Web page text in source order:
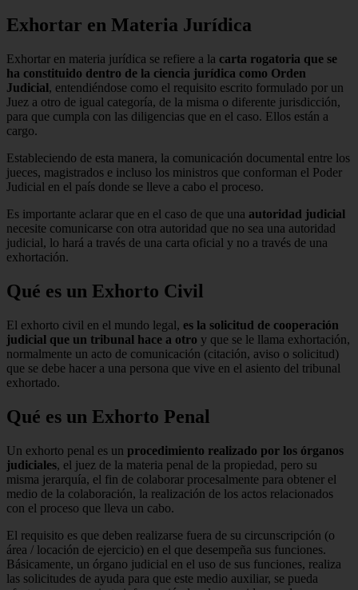
Exhortar en Materia Jurídica
Exhortar en materia jurídica se refiere a la carta rogatoria que se
ha constituido dentro de la ciencia jurídica como Orden
Judicial, entendiéndose como el requisito escrito formulado por un
Juez a otro de igual categoría, de la misma o diferente jurisdicción,
para que cumpla con las diligencias que en el caso. Ellos están a
cargo.
Estableciendo de esta manera, la comunicación documental entre los
jueces, magistrados e incluso los ministros que conforman el Poder
Judicial en el país donde se lleve a cabo el proceso.
Es importante aclarar que en el caso de que una autoridad judicial
necesite comunicarse con otra autoridad que no sea una autoridad
judicial, lo hará a través de una carta oficial y no a través de una
exhortación.
Qué es un Exhorto Civil
El exhorto civil en el mundo legal, es la solicitud de cooperación
judicial que un tribunal hace a otro y que se le llama exhortación,
normalmente un acto de comunicación (citación, aviso o solicitud)
que se debe hacer a una persona que vive en el asiento del tribunal
exhortado.
Qué es un Exhorto Penal
Un exhorto penal es un procedimiento realizado por los órganos
judiciales, el juez de la materia penal de la propiedad, pero su
misma jerarquía, el fin de colaborar procesalmente para obtener el
medio de la colaboración, la realización de los actos relacionados
con el proceso que lleva un cabo.
El requisito es que deben realizarse fuera de su circunscripción (o
área / locación de ejercicio) en el que desempeña sus funciones.
Básicamente, un órgano judicial en el uso de sus funciones, realiza
las solicitudes de ayuda para que este medio auxiliar, se pueda